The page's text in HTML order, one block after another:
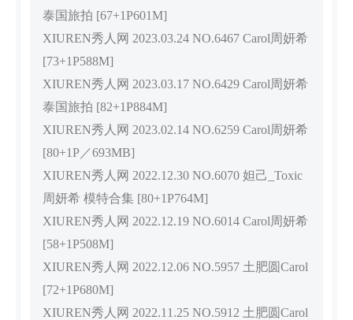
泰国旅拍 [67+1P601M]
XIUREN秀人网 2023.03.24 NO.6467 Carol周妍希
[73+1P588M]
XIUREN秀人网 2023.03.17 NO.6429 Carol周妍希
泰国旅拍 [82+1P884M]
XIUREN秀人网 2023.02.14 NO.6259 Carol周妍希
[80+1P／693MB]
XIUREN秀人网 2022.12.30 NO.6070 妲己_Toxic
周妍希 模特合集 [80+1P764M]
XIUREN秀人网 2022.12.19 NO.6014 Carol周妍希
[58+1P508M]
XIUREN秀人网 2022.12.06 NO.5957 土肥圆Carol
[72+1P680M]
XIUREN秀人网 2022.11.25 NO.5912 土肥圆Carol